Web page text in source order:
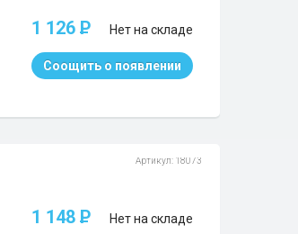
1 126 P Нет на складе
Соощить о появлении
Артикул: 18073
1 148 P Нет на складе